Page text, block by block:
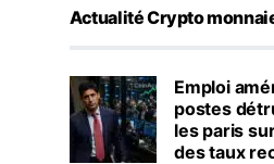
Actualité Crypto
Emploi
postes
les paris
des taux